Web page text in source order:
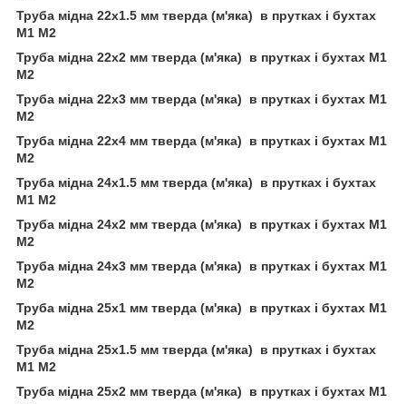
Труба мідна 22х1.5 мм тверда (м'яка) в прутках і бухтах
М1 М2
Труба мідна 22х2 мм тверда (м'яка) в прутках і бухтах М1
М2
Труба мідна 22х3 мм тверда (м'яка) в прутках і бухтах М1
М2
Труба мідна 22х4 мм тверда (м'яка) в прутках і бухтах М1
М2
Труба мідна 24х1.5 мм тверда (м'яка) в прутках і бухтах
М1 М2
Труба мідна 24х2 мм тверда (м'яка) в прутках і бухтах М1
М2
Труба мідна 24х3 мм тверда (м'яка) в прутках і бухтах М1
М2
Труба мідна 25х1 мм тверда (м'яка) в прутках і бухтах М1
М2
Труба мідна 25х1.5 мм тверда (м'яка) в прутках і бухтах
М1 М2
Труба мідна 25х2 мм тверда (м'яка) в прутках і бухтах М1